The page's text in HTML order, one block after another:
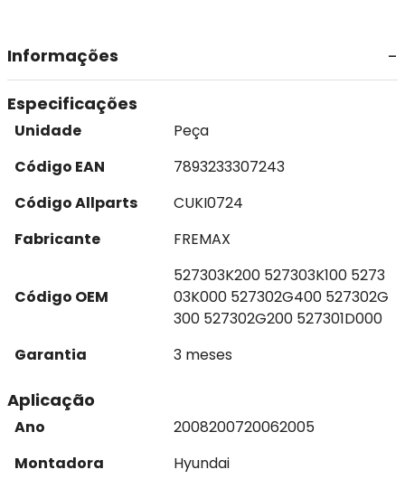
Informações
Especificações
Unidade
Peça
Código EAN
7893233307243
Código Allparts
CUKI0724
Fabricante
FREMAX
Código OEM
527303K200 527303K100 5273
03K000 527302G400 527302G
300 527302G200 527301D000
Garantia
3 meses
Aplicação
Ano 2008200720062005
Montadora
Hyundai